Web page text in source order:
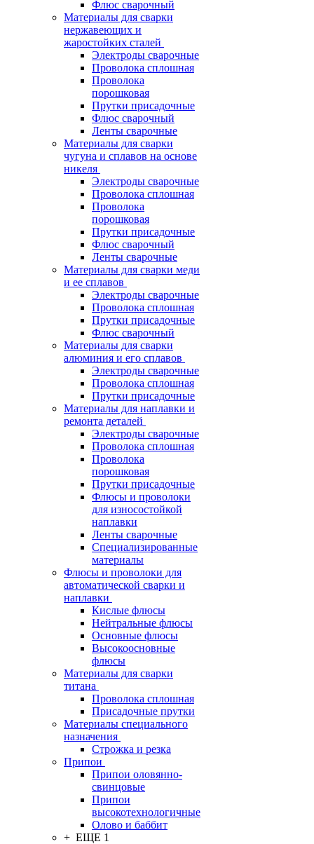
Флюс сварочный
Материалы для сварки
нержавеющих и
жаростойких сталей
Электроды сварочные
Проволока сплошная
Проволока
порошковая
Прутки присадочные
Флюс сварочный
Ленты сварочные
Материалы для сварки
чугуна и сплавов на основе
никеля
Электроды сварочные
Проволока сплошная
Проволока
порошковая
Прутки присадочные
Флюс сварочный
Ленты сварочные
Материалы для сварки меди
и ее сплавов
Электроды сварочные
Проволока сплошная
Прутки присадочные
Флюс сварочный
Материалы для сварки
алюминия и его сплавов
Электроды сварочные
Проволока сплошная
Прутки присадочные
Материалы для наплавки и
ремонта деталей
Электроды сварочные
Проволока сплошная
Проволока
порошковая
Прутки присадочные
Флюсы и проволоки
для износостойкой
наплавки
Ленты сварочные
Специализированные
материалы
Флюсы и проволоки для
автоматической сварки и
наплавки
Кислые флюсы
Нейтральные флюсы
Основные флюсы
Высокоосновные
флюсы
Материалы для сварки
титана
Проволока сплошная
Присадочные прутки
Материалы специального
назначения
Строжка и резка
Припои
Припои оловянно-
свинцовые
Припои
высокотехнологичные
Олово и баббит
+ ЕЩЕ 1